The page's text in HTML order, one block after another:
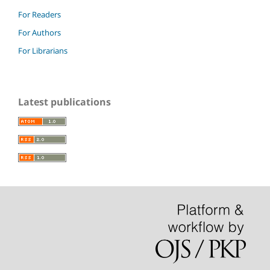
For Readers
For Authors
For Librarians
Latest publications